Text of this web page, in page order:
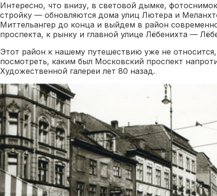
Интересно, что внизу, в световой дымке,
стройку — обновляются дома улиц Лютера и
Миттельангер до конца и выйдем в район
проспекта, к рынку и главной улице Лёбенихта —
Этот район к нашему путешествию уже не
посмотреть, каким был Московский проспект
Художественной галереи лет 80 назад.